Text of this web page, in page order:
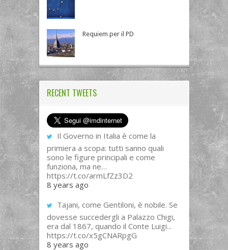
Requiem per il PD
RECENT TWEETS
Il Governo in Italia è come la
primiera a scopa: tutti sanno quali
sono le figure principali e come
funziona, ma ne…
https://t.co/armLfZz3D2
8 years ago
Tajani, come Gentiloni, è nobile. Se
dovesse succedergli a Palazzo Chigi,
era dal 1867, quando il Conte Luigi...
https://t.co/x5gCNARpgG
8 years ago